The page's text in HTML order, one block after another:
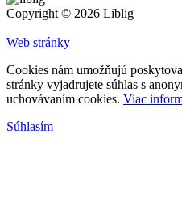
Copyright © 2026 Liblig
Web stránky
Cookies nám umožňujú
stránky vyjadrujete súhlas s
uchovávaním cookies. Viac
Súhlasím